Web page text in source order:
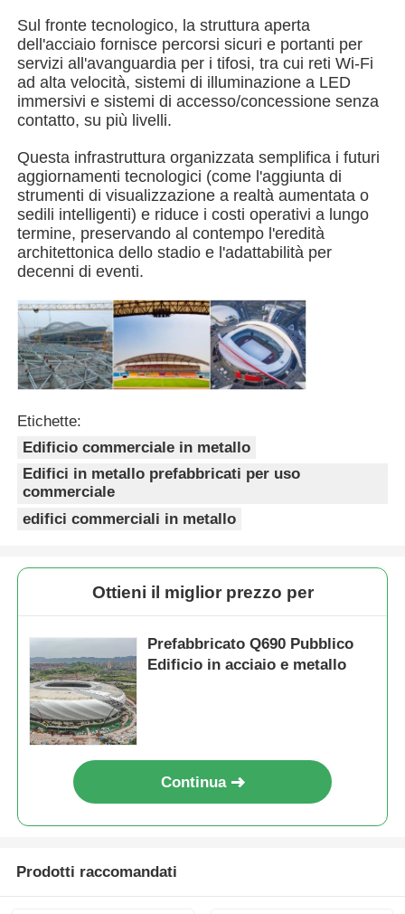
Laboratorio di strutture in acciaio
magazzino di strutture in acciaio
Scaffale di strutture in acciaio
Struttura d'acciaio pesante
Ponte di struttura in acciaio
Ufficio della struttura in acciaio
Pollaio con struttura in acciaio
Struttura in acciaio a più piani
Struttura industriale in acciaio
Struttura in acciaio prefabbricata
Sul fronte tecnologico, la struttura aperta
dell'acciaio fornisce percorsi sicuri e portanti per
servizi all'avanguardia per i tifosi, tra cui reti Wi-Fi
ad alta velocità, sistemi di illuminazione a LED
immersivi e sistemi di accesso/concessione senza
contatto, su più livelli.
Questa infrastruttura organizzata semplifica i futuri
aggiornamenti tecnologici (come l'aggiunta di
strumenti di visualizzazione a realtà aumentata o
sedili intelligenti) e riduce i costi operativi a lungo
termine, preservando al contempo l'eredità
architettonica dello stadio e l'adattabilità per
decenni di eventi.
Etichette:
Edificio commerciale in metallo
Edifici in metallo prefabbricati per uso
commerciale
edifici commerciali in metallo
Ottieni il miglior prezzo per
Prefabbricato Q690 Pubblico
Edificio in acciaio e metallo
Continua
Prodotti raccomandati